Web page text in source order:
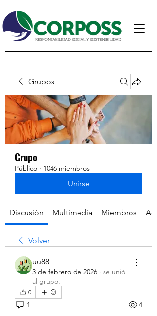
Grupos
Grupo
Público · 1046 miembros
Unirse
Discusión Multimedia Miembros
Volver
uu88
3 de febrero de 2026 · se unió
al grupo.
0
1 4